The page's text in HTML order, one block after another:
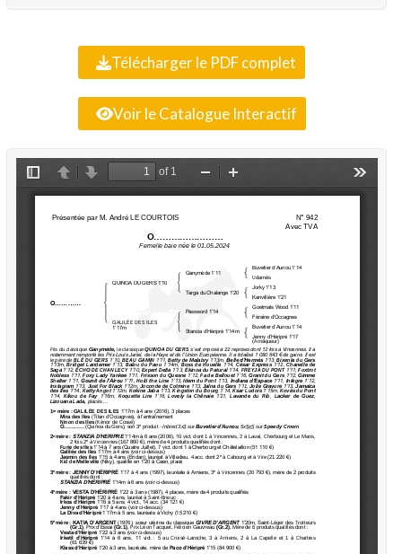
Télécharger le PDF complet
Voir le Catalogue Interactif